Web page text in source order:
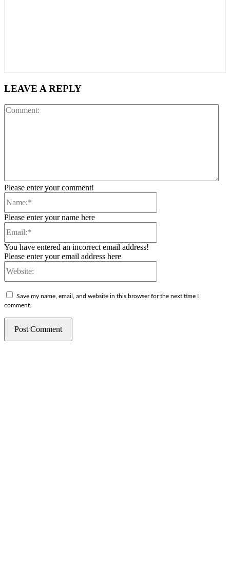
LEAVE A REPLY
Please enter your comment!
Please enter your name here
You have entered an incorrect email address!
Please enter your email address here
Save my name, email, and website in this browser for the next time I
comment.